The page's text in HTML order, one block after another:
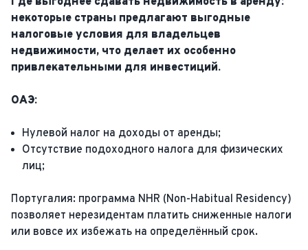
некоторые страны предлагают выгодные
налоговые условия для владельцев
недвижимости, что делает их особенно
привлекательными для инвестиций.
ОАЭ:
Нулевой налог на доходы от аренды;
Отсутствие подоходного налога для физических
лиц;
Португалия: программа NHR (Non-Habitual Residency)
позволяет нерезидентам платить сниженные налоги
или вовсе их избежать на определённый срок.